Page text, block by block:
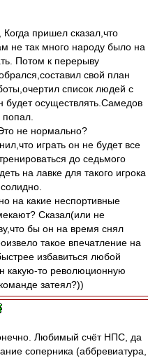
, Когда пришел сказал,что
не так много народу было на
Потом к перерыву
свой план
список людей с
будет осуществлять.Самедов
попал.
не нормально?
играть он не будет все
до седьмого
на лавке для такого игрока
на какие неспортивные
Сказал(или не
бы он на время снял
такое впечатление на
избавиться любой
какую-то революционную
затеял?))
Любимый счёт НПС, да
соперника (аббревиатура,